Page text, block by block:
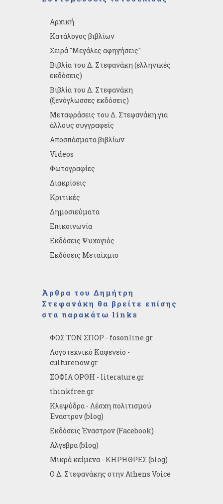
Αρχική
Κατάλογος βιβλίων
Σειρά "Μεγάλες αφηγήσεις"
Βιβλία του Δ. Στεφανάκη (ελληνικές
εκδόσεις)
Βιβλία του Δ. Στεφανάκη
(ξενόγλωσσες εκδόσεις)
Μεταφράσεις του Δ. Στεφανάκη για
άλλους συγγραφείς
Αποσπάσματα βιβλίων
Videos
Φωτογραφίες
Διακρίσεις
Κριτικές
Δημοσιεύματα
Επικοινωνία
Εκδόσεις Ψυχογιός
Εκδόσεις Μεταίχμιο
Άρθρα του Δημήτρη
Στεφανάκη θα βρείτε επίσης
στα παρακάτω links
ΦΩΣ ΤΩΝ ΣΠΟΡ - fosonline.gr
Λογοτεχνικό Καφενείο -
culturenow.gr
ΣΟΦΙΑ ΟΡΘΗ - literature.gr
thinkfree.gr
Κλεψύδρα - Λέσχη πολιτισμού
Έναστρον (blog)
Εκδόσεις Έναστρον (Facebook)
Άλγεβρα (blog)
Μικρά κείμενα - ΚΗΡΗΘΡΕΣ (blog)
Ο Δ. Στεφανάκης στην Athens Voice